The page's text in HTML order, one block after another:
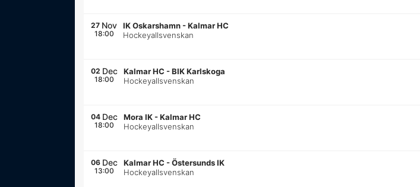
27 Nov
18:00
IK Oskarshamn -Kalmar HC
Hockeyallsvenskan
02 Dec
18:00
Kalmar HC -BIK Karlskoga
Hockeyallsvenskan
04 Dec
18:00
Mora IK -Kalmar HC
Hockeyallsvenskan
06 Dec
13:00
Kalmar HC -Östersunds IK
Hockeyallsvenskan